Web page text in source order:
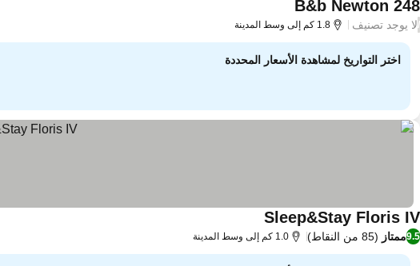
B&b Newton 248
/لا يوجد تصنيف 1.8 كم إلى وسط المدينة
اختر التواريخ لمشاهدة الأسعار المحددة
Sleep&Stay Floris IV
9.5ممتاز (85 من النقاط) 1.0 كم إلى وسط المدينة